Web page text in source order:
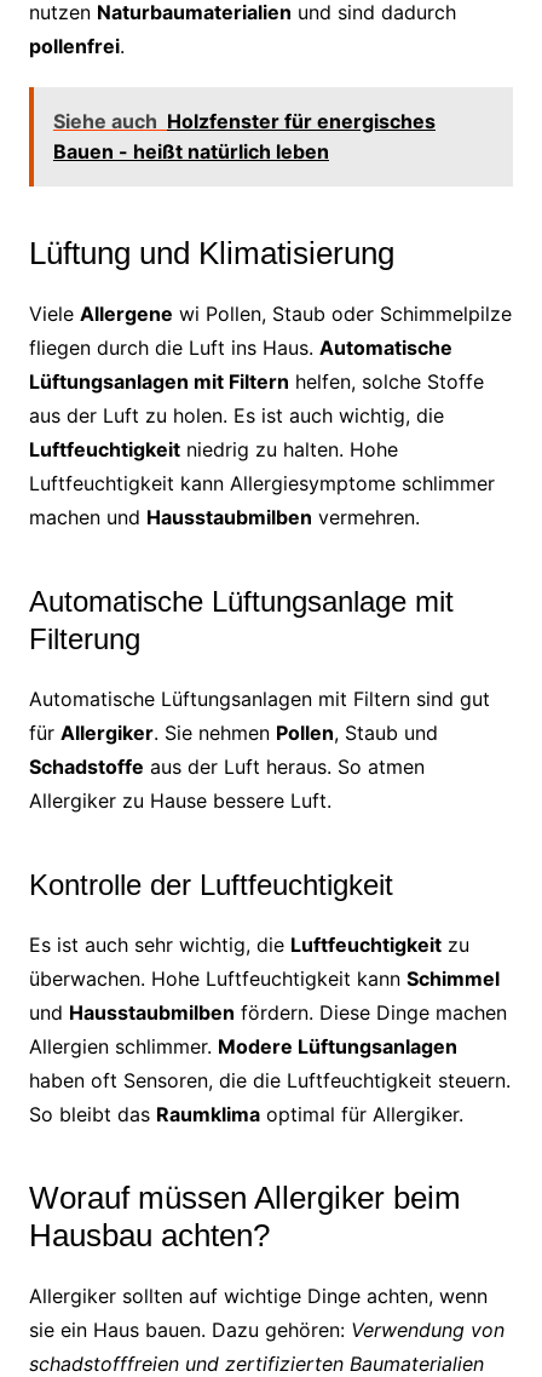
nutzen Naturbaumaterialien und sind dadurch
pollenfrei.
Siehe auch Holzfenster für energisches
Bauen - heißt natürlich leben
Lüftung und Klimatisierung
Viele Allergene wi Pollen, Staub oder Schimmelpilze
fliegen durch die Luft ins Haus. Automatische
Lüftungsanlagen mit Filtern helfen, solche Stoffe
aus der Luft zu holen. Es ist auch wichtig, die
Luftfeuchtigkeitniedrig zu halten. Hohe
Luftfeuchtigkeit kann Allergiesymptome schlimmer
machen und Hausstaubmilben vermehren.
Automatische Lüftungsanlage mit
Filterung
Automatische Lüftungsanlagen mit Filtern sind gut
für Allergiker. Sie nehmen Pollen, Staub und
Schadstoffe aus der Luft heraus. So atmen
Allergiker zu Hause bessere Luft.
Kontrolle der Luftfeuchtigkeit
Es ist auch sehr wichtig, die Luftfeuchtigkeitzu
überwachen. Hohe Luftfeuchtigkeit kann Schimmel
und Hausstaubmilben fördern. Diese Dinge machen
Allergien schlimmer. Modere Lüftungsanlagen
haben oft Sensoren, die die Luftfeuchtigkeit steuern.
So bleibt das Raumklimaoptimal für Allergiker.
Worauf müssen Allergiker beim
Hausbau achten?
Allergiker sollten auf wichtige Dinge achten, wenn
sie ein Haus bauen. Dazu gehören: Verwendung von
schadstofffreien und zertifizierten Baumaterialien